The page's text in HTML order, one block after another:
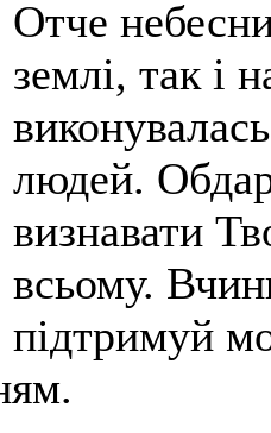
Отче
землі, так і
людей.
визнавати
всьому.
підтримуй